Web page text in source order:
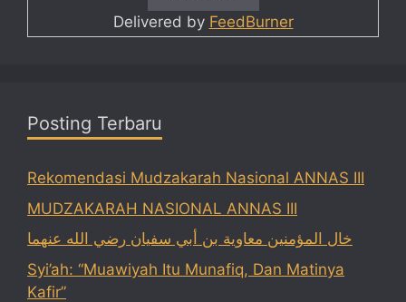
Delivered by FeedBurner
Posting Terbaru
Rekomendasi Mudzakarah Nasional ANNAS III
MUDZAKARAH NASIONAL ANNAS III
خال المؤمنين معاوية بن أبي سفيان رضي الله عنهما
Syi’ah: “Muawiyah Itu Munafiq, Dan Matinya
Kafir”